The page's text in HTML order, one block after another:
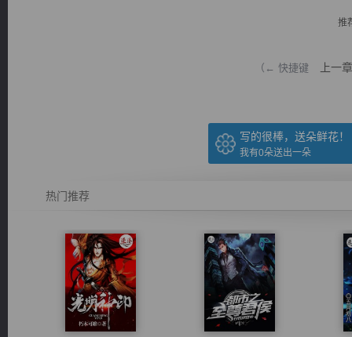
推
（← 快捷键 上一章
写的很棒，送朵鲜花！
我有0朵送出一朵
热门推荐